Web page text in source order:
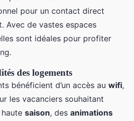
pour un contact direct
Avec de vastes espaces
sont idéales pour profiter
des logements
bénéficient d’un accès au wifi,
les vacanciers souhaitant
saison, des animations